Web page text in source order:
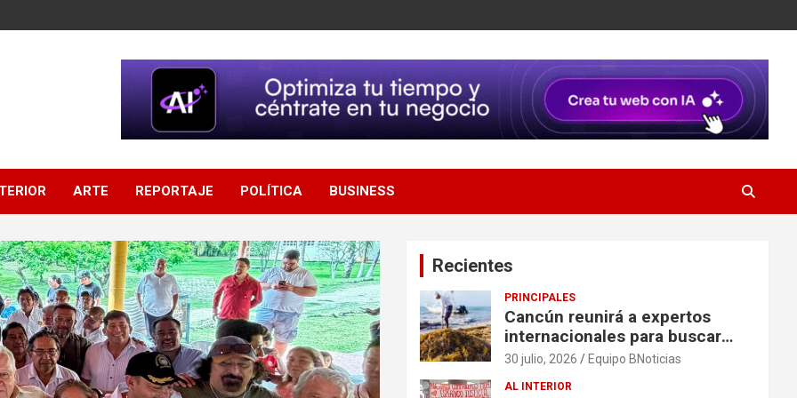
ARTE REPORTAJE POLÍTICA BUSINESS
Recientes
PRINCIPALES
Cancún reunirá a expertos
internacionales para buscar
soluciones al problema del
30 julio, 2026 Equipo BNoticias
AL INTERIOR